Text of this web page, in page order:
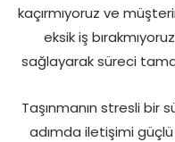
kaçırmıyoruz ve
eksik iş
sağlayarak süreci
Taşınmanın stresli bir
adımda iletişimi güçlü